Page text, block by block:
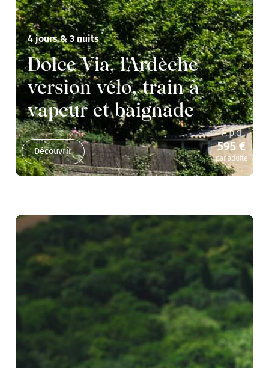
4 jours & 3 nuits
Dolce Via, l'Ardèche
version vélo, train à
vapeur et baignade
Découvrir
A.p.d
595 €
par adulte